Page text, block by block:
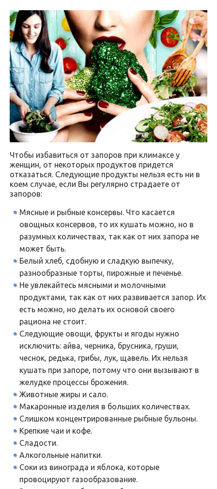
Чтобы избавиться от запоров при климаксе у
женщин, от некоторых продуктов придется
отказаться. Следующие продукты нельзя есть ни в
коем случае, если Вы регулярно страдаете от
запоров:
Мясные и рыбные консервы. Что касается
овощных консервов, то их кушать можно, но в
разумных количествах, так как от них запора не
может быть.
Белый хлеб, сдобную и сладкую выпечку,
разнообразные торты, пирожные и печенье.
Не увлекайтесь мясными и молочными
продуктами, так как от них развивается запор. Их
есть можно, но делать их основой своего
рациона не стоит.
Следующие овощи, фрукты и ягоды нужно
исключить: айва, черника, брусника, груши,
чеснок, редька, грибы, лук, щавель. Их нельзя
кушать при запоре, потому что они вызывают в
желудке процессы брожения.
Животные жиры и сало.
Макаронные изделия в больших количествах.
Слишком концентрированные рыбные бульоны.
Крепкие чаи и кофе.
Сладости.
Алкогольные напитки.
Соки из винограда и яблока, которые
провоцируют газообразование.